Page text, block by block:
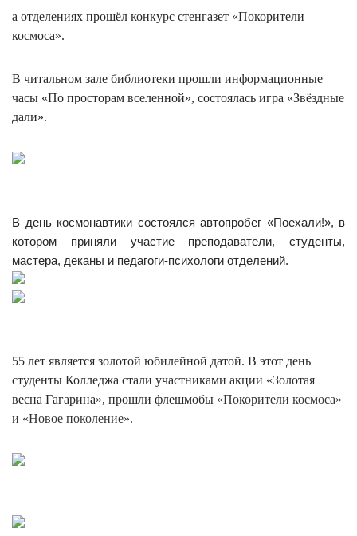
а отделениях прошёл конкурс стенгазет «Покорители
космоса».
В читальном зале библиотеки прошли информационные
часы «По просторам вселенной», состоялась игра «Звёздные
дали».
В день космонавтики состоялся автопробег «Поехали!», в
котором приняли участие преподаватели, студенты,
мастера, деканы и педагоги-психологи отделений.
55 лет является золотой юбилейной датой. В этот день
студенты Колледжа стали участниками акции «Золотая
весна Гагарина», прошли флешмобы «Покорители космоса»
и «Новое поколение».